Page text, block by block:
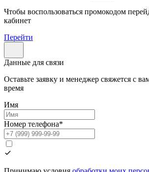
Чтобы воспользоваться промокодом
кабинет
Перейти
Данные для связи
Оставьте заявку и менеджер свяжется с
время
Имя
Номер телефона*